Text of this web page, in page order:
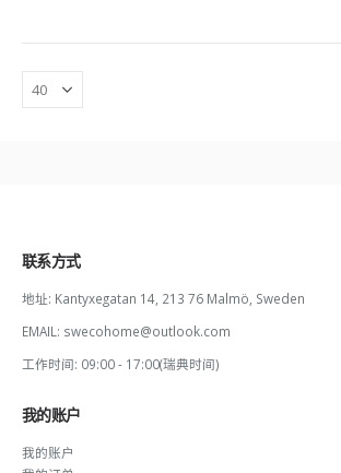
联系方式
地址: Kantyxegatan 14, 213 76 Malmö, Sweden
EMAIL: swecohome@outlook.com
工作时间: 09:00 - 17:00(瑞典时间)
我的账户
我的账户